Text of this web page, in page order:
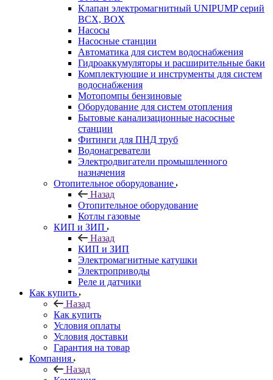
Клапан электромагнитный UNIPUMP серий
BCX, BOX
Насосы
Насосные станции
Автоматика для систем водоснабжения
Гидроаккумуляторы и расширительные баки
Комплектующие и инструменты для систем
водоснабжения
Мотопомпы бензиновые
Оборудование для систем отопления
Бытовые канализационные насосные
станции
Фитинги для ПНД труб
Водонагреватели
Электродвигатели промышленного
назначения
Отопительное оборудование
Назад
Отопительное оборудование
Котлы газовые
КИП и ЗИП
Назад
КИП и ЗИП
Электромагнитные катушки
Электроприводы
Реле и датчики
Как купить
Назад
Как купить
Условия оплаты
Условия доставки
Гарантия на товар
Компания
Назад